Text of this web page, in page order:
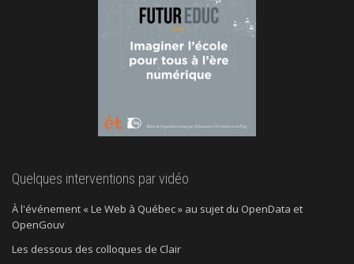
Quelques interventions par vidéo
À l'événement « Le Web à Québec » au sujet du OpenData et
OpenGouv
Les dessous des colloques de Clair